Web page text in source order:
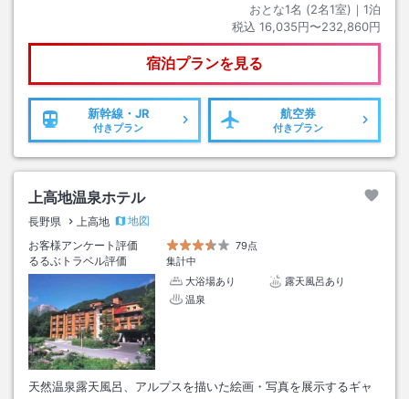
おとな1名 (2名1室)｜ 1泊
税込 16,035円〜232,860円
宿泊プランを見る
新幹線・JR
付きプラン
航空券
付きプラン
上高地温泉ホテル
長野県 上高地
地図
お客様アンケート評価
79点
るるぶトラベル評価
集計中
大浴場あり
露天風呂あり
温泉
天然温泉露天風呂、アルプスを描いた絵画・写真を展示するギャ